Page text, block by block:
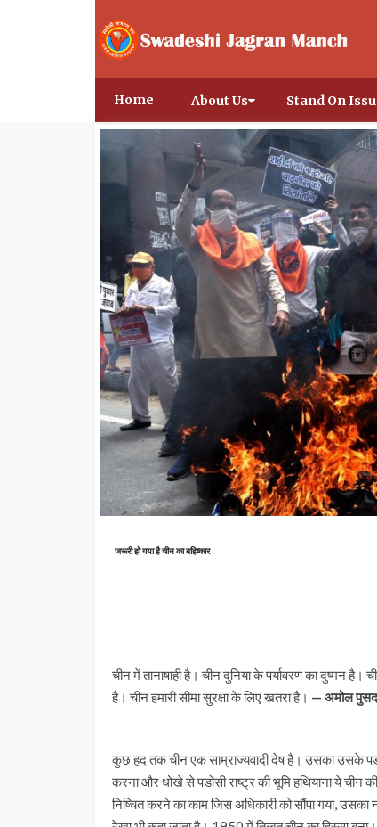
Home About Us Stand On
जरूरी हो गया है चीन का बहिष्कार
चीन में तानाषाही है। चीन दुनिया के पर्यावरण का दुष्मन
है। चीन हमारी सीमा सुरक्षा के लिए खतरा है। — अमोल
कुछ हद तक चीन एक साम्राज्यवादी देष है। उसका उसके
करना और धोखे से पडोसी राष्ट्र की भूमि हथियाना ये
निष्चित करने का काम जिस अधिकारी को सौंपा गया,